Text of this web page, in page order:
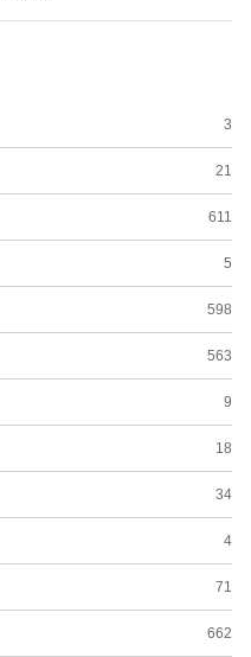
3
21
611
5
598
563
9
18
34
4
71
662